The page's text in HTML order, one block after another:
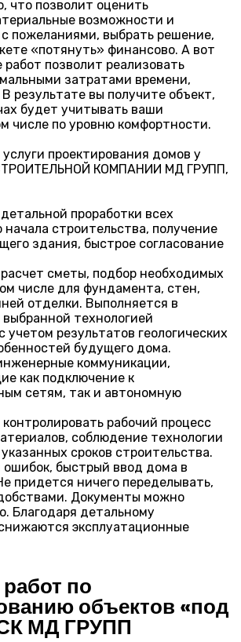
что позволит оценить
возможности и
пожеланиями, выбрать решение,
«потянуть» финансово. А вот
работ позволит реализовать
затратами времени,
результате вы получите объект,
будет учитывать ваши
числе по уровню комфортности.
проектирования домов у
КОМПАНИИ МД ГРУПП,
проработки всех
строительства, получение
здания, быстрое согласование
сметы, подбор необходимых
числе для фундамента, стен,
отделки. Выполняется в
технологией
учетом результатов геологических
будущего дома.
коммуникации,
как подключение к
сетям, так и автономную
рабочий процесс
соблюдение технологии
сроков строительства.
быстрый ввод дома в
придется ничего переделывать,
Документы можно
Благодаря детальному
эксплуатационные
по
объектов «под
МД ГРУПП